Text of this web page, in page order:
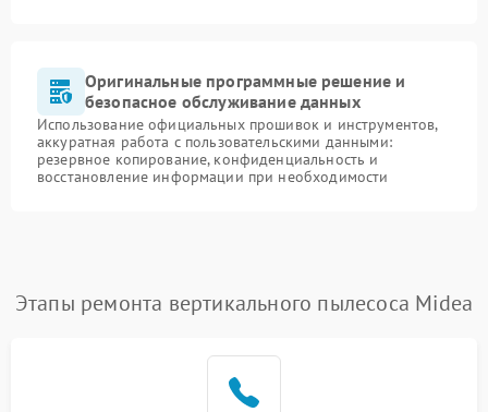
Оригинальные программные решение и
безопасное обслуживание данных
Использование официальных прошивок и инструментов,
аккуратная работа с пользовательскими данными:
резервное копирование, конфиденциальность и
восстановление информации при необходимости
Этапы ремонта вертикального пылесоса Midea